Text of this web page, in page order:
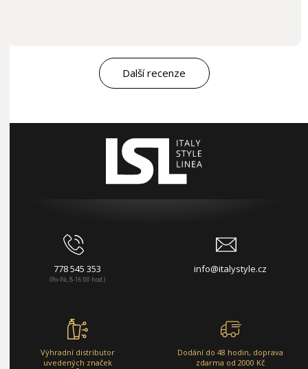
Další recenze
778 545 353
(Po-Pá, 8-16:00 hod.)
info@italystyle.cz
Výhradní distributor
uvedených značek
Dodání do 48 hodin, doprava
zdarma od 2000 Kč